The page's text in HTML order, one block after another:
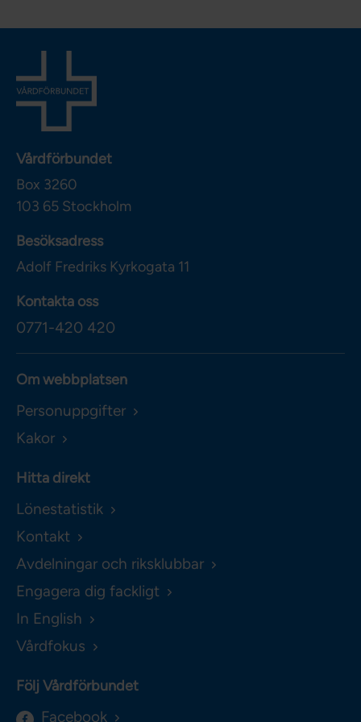
Vårdförbundet
Box 3260
103 65 Stockholm
Besöksadress
Adolf Fredriks Kyrkogata 11
Kontakta oss
0771-420 420
Om webbplatsen
Personuppgifter
Kakor
Hitta direkt
Lönestatistik
Kontakt
Avdelningar och riksklubbar
Engagera dig fackligt
In English
Vårdfokus
Följ Vårdförbundet
Facebook